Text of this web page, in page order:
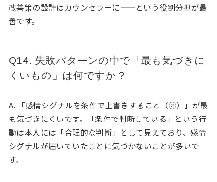
改善策の設計はカウンセラーに——という役割分担が最
善です。
Q14. 失敗パターンの中で「最も気づきに
くいもの」は何ですか？
A. 「感情シグナルを条件で上書きすること（②）」が最
も気づきにくいです。「条件で判断している」という行
動は本人には「合理的な判断」として見えており、感情
シグナルが届いていたことに気づかないことが多いで
す。